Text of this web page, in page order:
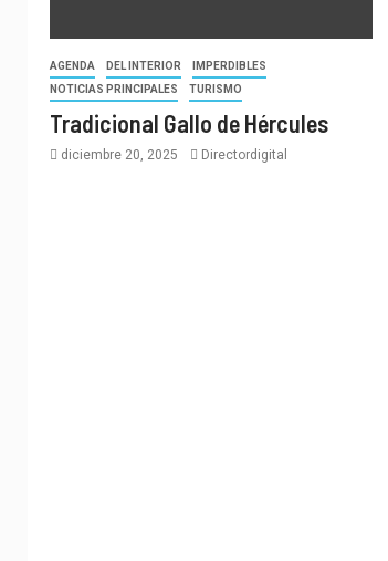
AGENDA DEL INTERIOR
IMPERDIBLES
NOTICIAS PRINCIPALES
TURISMO
Tradicional Gallo de Hércules
diciembre 20, 2025 Directordigital